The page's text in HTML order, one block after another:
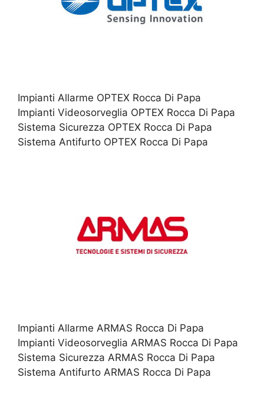
Impianti Allarme OPTEX Rocca Di Papa
Impianti Videosorveglia OPTEX Rocca Di Papa
Sistema Sicurezza OPTEX Rocca Di Papa
Sistema Antifurto OPTEX Rocca Di Papa
Impianti Allarme ARMAS Rocca Di Papa
Impianti Videosorveglia ARMAS Rocca Di Papa
Sistema Sicurezza ARMAS Rocca Di Papa
Sistema Antifurto ARMAS Rocca Di Papa